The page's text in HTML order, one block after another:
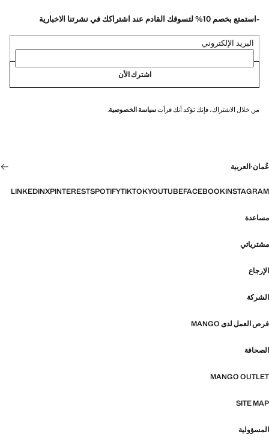
-استمتع بخصم 10% لتسوقك القادم عند اشتراكك في نشرتنا الاخبارية
البريد الإلكتروني
اشترك الأن
من خلال الاشتراك، فإنك تؤكد أنك قرأتسياسة الخصوصية.
عُمان·العربية
INSTAGRAM
FACEBOOK
YOUTUBE
TIKTOK
SPOTIFY
PINTEREST
X
LINKEDIN
مساعدة
مشترياتي
الإرجاع
الشركة
فرص العمل لدى MANGO
الصحافة
MANGO OUTLET
SITE MAP
المسؤولية